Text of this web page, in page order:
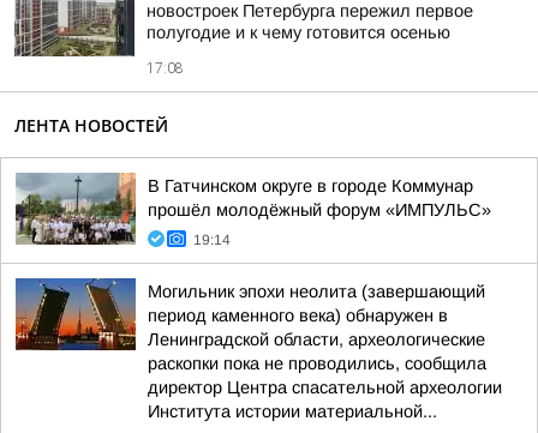
новостроек Петербурга пережил первое
полугодие и к чему готовится осенью
17:08
ЛЕНТА НОВОСТЕЙ
В Гатчинском округе в городе Коммунар
прошёл молодёжный форум «ИМПУЛЬС»
19:14
Могильник эпохи неолита (завершающий
период каменного века) обнаружен в
Ленинградской области, археологические
раскопки пока не проводились, сообщила
директор Центра спасательной археологии
Института истории материальной...